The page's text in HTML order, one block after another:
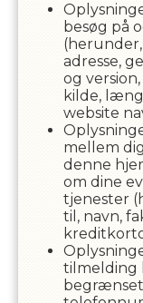
besøg på
adresse,
og
kilde,
website
mellem
denne
om dine
tjenester
til, navn,
tilmelding
begrænset